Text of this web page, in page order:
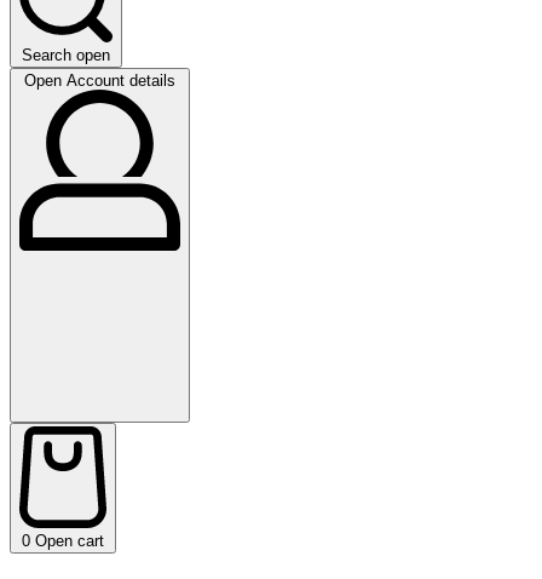
Search open
Open Account details
0 Open cart